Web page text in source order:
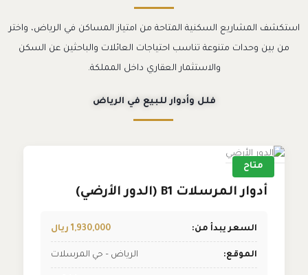
استكشف المشاريع السكنية المتاحة من امتياز المساكن في الرياض، واختر
من بين وحدات متنوعة تناسب احتياجات العائلات والباحثين عن السكن
والاستثمار العقاري داخل المملكة.
فلل وأدوار للبيع في الرياض
متاح
أدوار المرسلات B1 (الدور الأرضي)
السعر يبدأ من: 1,930,000 ريال
الموقع: الرياض – حي المرسلات